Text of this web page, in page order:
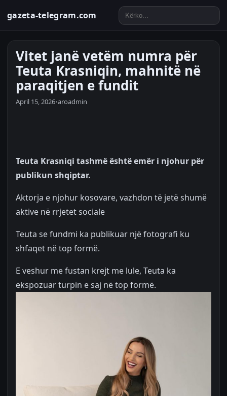
gazeta-telegram.com
Vitet janë vetëm numra për
Teuta Krasniqin, mahnitë në
paraqitjen e fundit
April 15, 2026•aroadmin
Teuta Krasniqi tashmë është emër i njohur për
publikun shqiptar.
Aktorja e njohur kosovare, vazhdon të jetë shumë
aktive në rrjetet sociale
Teuta se fundmi ka publikuar një fotografi ku
shfaqet në top formë.
E veshur me fustan krejt me lule, Teuta ka
ekspozuar turpin e saj në top formë.